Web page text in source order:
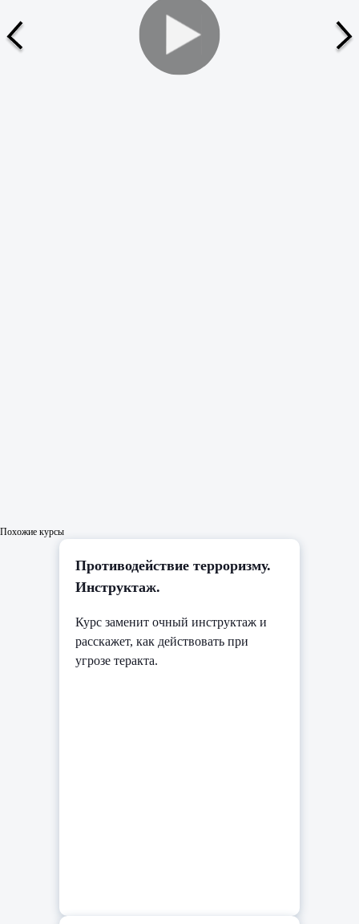
Похожие курсы
Противодействие терроризму.
Инструктаж.
Курс заменит очный инструктаж и
расскажет, как действовать при
угрозе теракта.